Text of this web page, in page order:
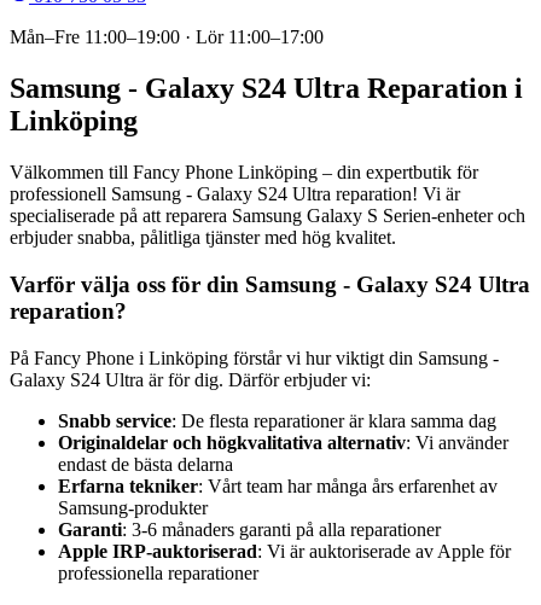
Mån–Fre 11:00–19:00 · Lör 11:00–17:00
Samsung - Galaxy S24 Ultra Reparation i
Linköping
Välkommen till Fancy Phone Linköping – din expertbutik för
professionell Samsung - Galaxy S24 Ultra reparation! Vi är
specialiserade på att reparera Samsung Galaxy S Serien-enheter och
erbjuder snabba, pålitliga tjänster med hög kvalitet.
Varför välja oss för din Samsung - Galaxy S24 Ultra
reparation?
På Fancy Phone i Linköping förstår vi hur viktigt din Samsung -
Galaxy S24 Ultra är för dig. Därför erbjuder vi:
Snabb service: De flesta reparationer är klara samma dag
Originaldelar och högkvalitativa alternativ: Vi använder
endast de bästa delarna
Erfarna tekniker: Vårt team har många års erfarenhet av
Samsung-produkter
Garanti: 3-6 månaders garanti på alla reparationer
Apple IRP-auktoriserad: Vi är auktoriserade av Apple för
professionella reparationer